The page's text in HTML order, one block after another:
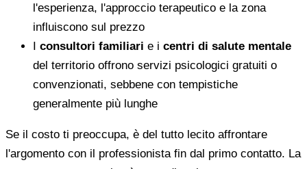
l'esperienza, l'approccio terapeutico e la zona
influiscono sul prezzo
I consultori familiari e i centri di salute mentale
del territorio offrono servizi psicologici gratuiti o
convenzionati, sebbene con tempistiche
generalmente più lunghe
Se il costo ti preoccupa, è del tutto lecito affrontare
l'argomento con il professionista fin dal primo contatto. La